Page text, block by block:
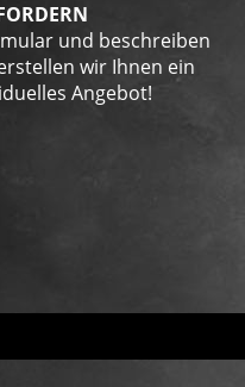
und beschreiben
wir Ihnen ein
Angebot!